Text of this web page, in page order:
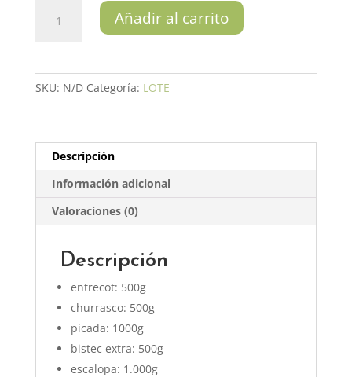
Añadir al carrito
SKU: N/D Categoría: LOTE
Descripción
Información adicional
Valoraciones (0)
Descripción
entrecot: 500g
churrasco: 500g
picada: 1000g
bistec extra: 500g
escalopa: 1.000g